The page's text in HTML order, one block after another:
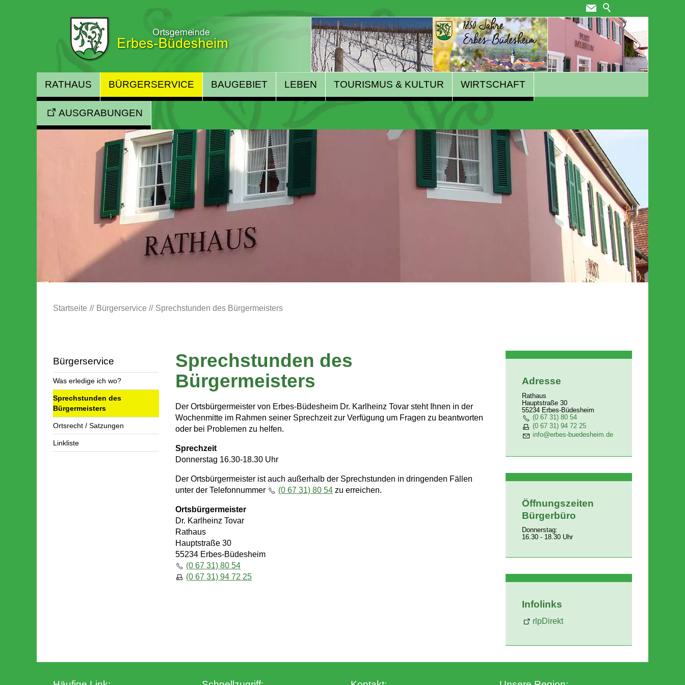
RATHAUS BÜRGERSERVICE BAUGEBIET LEBEN TOURISMUS & KULTUR WIRTSCHAFT
AUSGRABUNGEN
Startseite Bürgerservice Sprechstunden des Bürgermeisters
Bürgerservice
Was erledige ich wo?
Sprechstunden des
Bürgermeisters
Ortsrecht / Satzungen
Linkliste
Sprechstunden des
Bürgermeisters
Der Ortsbürgermeister von Erbes-Büdesheim Dr. Karlheinz Tovar steht Ihnen in der
Wochenmitte im Rahmen seiner Sprechzeit zur Verfügung um Fragen zu beantworten
oder bei Problemen zu helfen.
Sprechzeit
Donnerstag 16.30-18.30 Uhr
Der Ortsbürgermeister ist auch außerhalb der Sprechstunden in dringenden Fällen
unter der Telefonnummer
(0 67 31) 80 54 zu erreichen.
Ortsbürgermeister
Dr. Karlheinz Tovar
Rathaus
Hauptstraße 30
55234 Erbes-Büdesheim
(0 67 31) 80 54
(0 67 31) 94 72 25
Adresse
Rathaus
Hauptstraße 30
55234 Erbes-Büdesheim
(0 67 31) 80 54
(0 67 31) 94 72 25
nf
rb s-b d sh m d
Öffnungszeiten
Bürgerbüro
Donnerstag:
16.30 - 18.30 Uhr
Infolinks
rlpDirekt